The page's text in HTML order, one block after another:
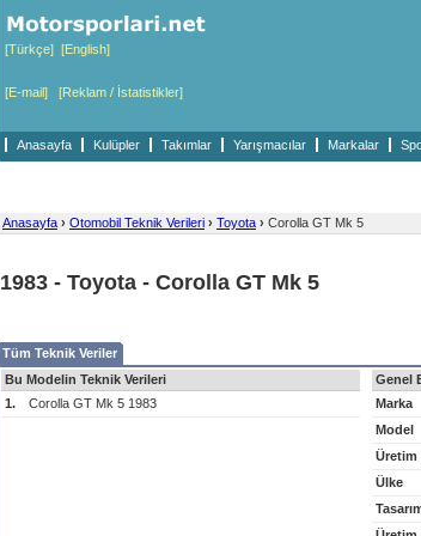
[Türkçe] [English]
[E-mail] [Reklam / İstatistikler]
Anasayfa Kulüpler Takımlar Yarışmacılar Markalar
Anasayfa › Otomobil Teknik Verileri › Toyota › Corolla GT Mk 5
1983 - Toyota - Corolla GT Mk 5
Tüm Teknik Veriler
Bu Modelin Teknik Verileri
1.
Corolla GT Mk 5 1983
Genel
Marka
Model
Üretim
Ülke